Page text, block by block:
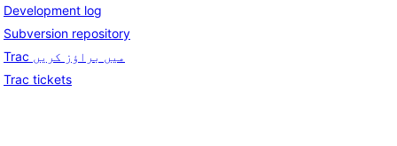
Development log
Subversion repository
Trac میں براؤز کریں
Trac tickets